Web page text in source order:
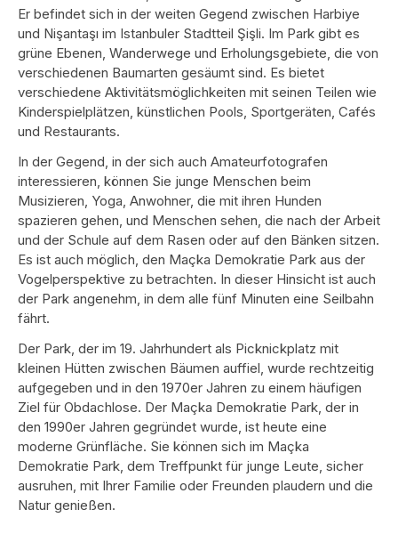
Er befindet sich in der weiten Gegend zwischen Harbiye
und Nişantaşı im Istanbuler Stadtteil Şişli. Im Park gibt es
grüne Ebenen, Wanderwege und Erholungsgebiete, die von
verschiedenen Baumarten gesäumt sind. Es bietet
verschiedene Aktivitätsmöglichkeiten mit seinen Teilen wie
Kinderspielplätzen, künstlichen Pools, Sportgeräten, Cafés
und Restaurants.
In der Gegend, in der sich auch Amateurfotografen
interessieren, können Sie junge Menschen beim
Musizieren, Yoga, Anwohner, die mit ihren Hunden
spazieren gehen, und Menschen sehen, die nach der Arbeit
und der Schule auf dem Rasen oder auf den Bänken sitzen.
Es ist auch möglich, den Maçka Demokratie Park aus der
Vogelperspektive zu betrachten. In dieser Hinsicht ist auch
der Park angenehm, in dem alle fünf Minuten eine Seilbahn
fährt.
Der Park, der im 19. Jahrhundert als Picknickplatz mit
kleinen Hütten zwischen Bäumen auffiel, wurde rechtzeitig
aufgegeben und in den 1970er Jahren zu einem häufigen
Ziel für Obdachlose. Der Maçka Demokratie Park, der in
den 1990er Jahren gegründet wurde, ist heute eine
moderne Grünfläche. Sie können sich im Maçka
Demokratie Park, dem Treffpunkt für junge Leute, sicher
ausruhen, mit Ihrer Familie oder Freunden plaudern und die
Natur genießen.